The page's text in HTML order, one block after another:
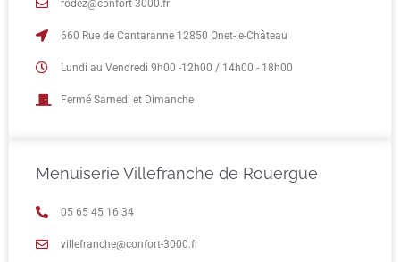
rodez@confort-3000.fr
660 Rue de Cantaranne 12850 Onet-le-Château
Lundi au Vendredi 9h00 -12h00 / 14h00 - 18h00
Fermé Samedi et Dimanche
Menuiserie Villefranche de Rouergue
05 65 45 16 34
villefranche@confort-3000.fr